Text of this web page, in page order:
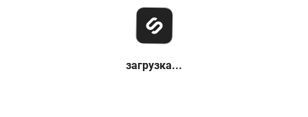
загрузка...